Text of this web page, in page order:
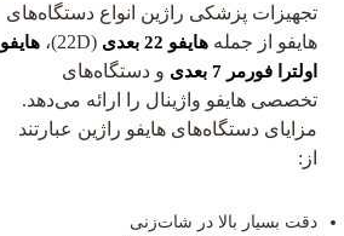
تجهیزات پزشکی راژین انواع دستگاه‌های
هایفو از جملههایفو 22 بعدی (22D)،
هایفو
اولترا فورمر 7 بعدی
و دستگاه‌های
تخصصی هایفو واژینال را ارائه می‌دهد.
مزایای دستگاه‌های هایفو راژین عبارتند
از:
دقت بسیار بالا در شات‌زنی